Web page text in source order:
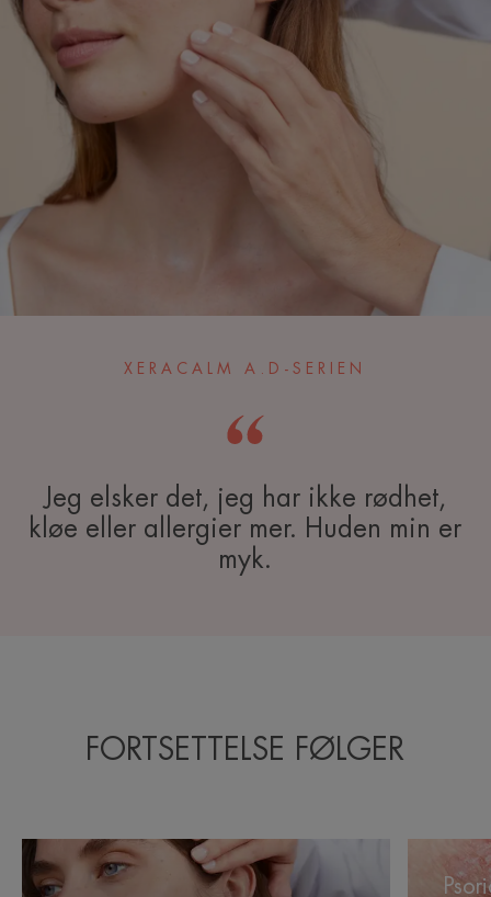
XERACALM A.D-SERIEN
Jeg elsker det, jeg har ikke rødhet,
kløe eller allergier mer. Huden min er
myk.
FORTSETTELSE FØLGER
Atopisk
eksem
Psoriasis